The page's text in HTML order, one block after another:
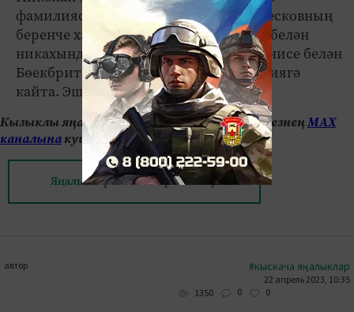
фамилиясен йөрткән. Ул Дмитрий Песковның
беренче хатыны Анастасия Буденная белән
никахында туган. 90 нчы елларда ул әнисе белән
Бөекбританиягә күченә, аннары Россиягә
кайта. Эшмәкәр.
Кызыклы яңалыкларны күзәтеп бару өчен безнеңМАХ
каналынакушылыгыз.
Яңалыклар битенә керегез
автор #кыскача яңалыклар
22 апрель 2023, 10:35
1350
0 0